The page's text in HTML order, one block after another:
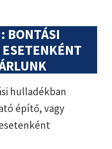
BONTÁSI
hulladékban
építő, vagy